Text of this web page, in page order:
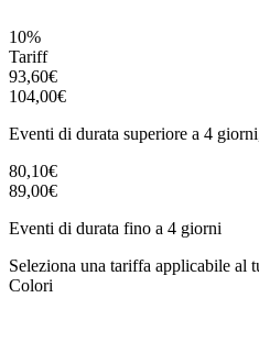
10%
Tariff
93,60€
104,00€
Eventi di durata superiore a 4
80,10€
89,00€
Eventi di durata fino a 4 giorni
Seleziona una tariffa applicabile al
Colori